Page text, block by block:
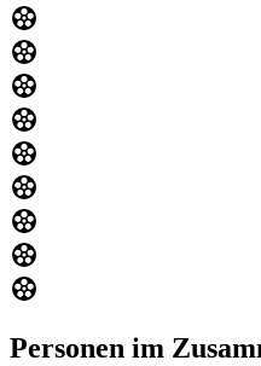
Personen im